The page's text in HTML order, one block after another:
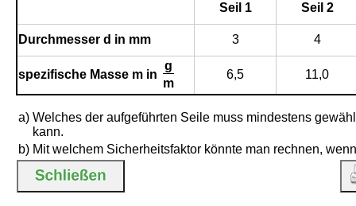
Seil 1 Seil 2
Durchmesser d in mm 3 4
spezifische Masse m in
g
m
6,5 11,0
a) Welches der aufgeführten Seile muss mindestens
kann.
b) Mit welchem Sicherheitsfaktor könnte man rechnen,